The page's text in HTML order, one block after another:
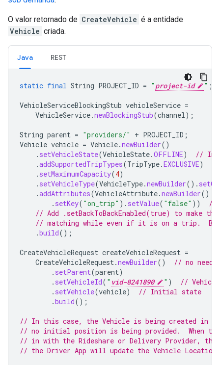
O valor retornado de CreateVehicle é a entidade
Vehicle criada.
Java REST
static final String PROJECT_ID = " project-id " ;
VehicleServiceBlockingStub vehicleService =
VehicleService.newBlockingStub(channel);
String parent = "providers/" + PROJECT_ID ;
Vehicle vehicle = Vehicle.newBuilder()
. setVehicleState(VehicleState.OFFLINE)
//
.addSupportedTripTypes(TripType.EXCLUSIVE)
. setMaximumCapacity(4)
. setVehicleType(VehicleType.newBuilder().
.addAttributes(VehicleAttribute.newBuilder()
. setKey( "on_trip" ). setValue( "false" ))
//
// Add .setBackToBackEnabled(true) to
// matching while even if it is on a trip.
.build();
CreateVehicleRequest createVehicleRequest =
CreateVehicleRequest.newBuilder()
// no need
. setParent(parent)
. setVehicleId( " vid-8241890 " )
// Vehicle
. setVehicle(vehicle)
// Initial state
.build();
// In this case, the Vehicle is being created in the
// no initial position is being provided.  When the
// in with the Rideshare or Delivery Provider, the
// the Driver App will update the Vehicle Location.